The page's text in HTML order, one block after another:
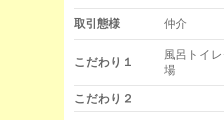
取引態様 仲介
こだわり１
風呂トイ
場
こだわり２